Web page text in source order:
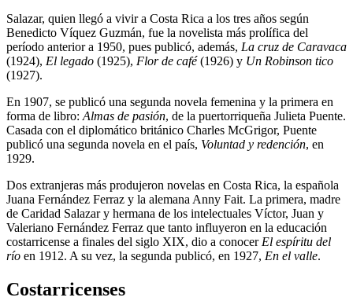
Salazar, quien llegó a vivir a Costa Rica a los tres años según
Benedicto Víquez Guzmán, fue la novelista más prolífica del
período anterior a 1950, pues publicó, además, La cruz de Caravaca
(1924), El legado (1925), Flor de café(1926) y Un Robinson tico
(1927).
En 1907, se publicó una segunda novela femenina y la primera en
forma de libro: Almas de pasión, de la puertorriqueña Julieta Puente.
Casada con el diplomático británico Charles McGrigor, Puente
publicó una segunda novela en el país, Voluntad y redención, en
1929.
Dos extranjeras más produjeron novelas en Costa Rica, la española
Juana Fernández Ferraz y la alemana Anny Fait. La primera, madre
de Caridad Salazar y hermana de los intelectuales Víctor, Juan y
Valeriano Fernández Ferraz que tanto influyeron en la educación
costarricense a finales del siglo XIX, dio a conocer El espíritu del
río en 1912. A su vez, la segunda publicó, en 1927, En el valle.
Costarricenses